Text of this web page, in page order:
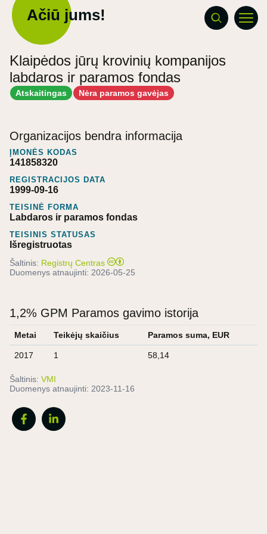
Ačiū jums!
Klaipėdos jūrų krovinių kompanijos
labdaros ir paramos fondas
Atskaitingas Nėra paramos gavėjas
Organizacijos bendra informacija
ĮMONĖS KODAS
141858320
REGISTRACIJOS DATA
1999-09-16
TEISINĖ FORMA
Labdaros ir paramos fondas
TEISINIS STATUSAS
Išregistruotas
Šaltinis: Registrų Centras
Duomenys atnaujinti: 2026-05-25
1,2% GPM Paramos gavimo istorija
Metai Teikėjų skaičius Paramos suma, EUR
2017 1 58,14
Šaltinis: VMI
Duomenys atnaujinti: 2023-11-16